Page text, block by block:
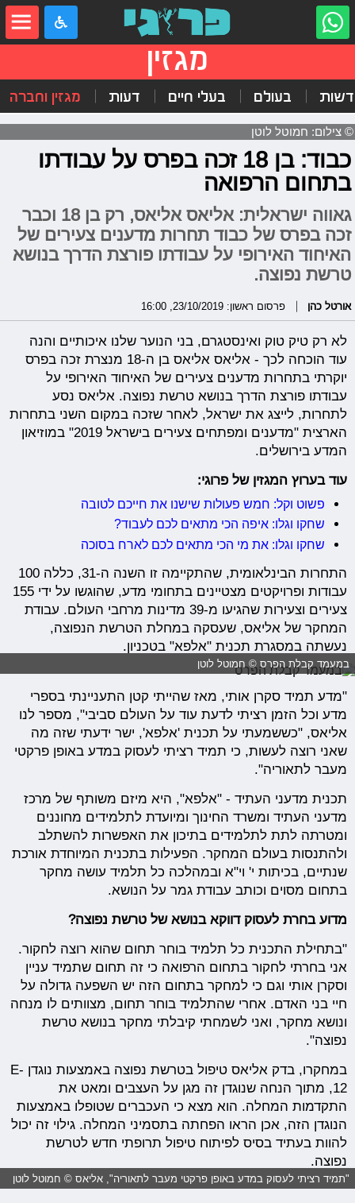
מגזין
בעולם בעלי חיים דעות מגזין וחברה
© צילום: חמוטל לוטן
כבוד: בן 18 זכה בפרס על עבודתו
בתחום הרפואה
גאווה ישראלית: אליאס אליאס, רק בן 18 וכבר
זכה בפרס של כבוד תחרות מדענים צעירים של
האיחוד האירופי על עבודתו פורצת הדרך בנושא
טרשת נפוצה.
אורטל כהן פרסום ראשון: 23/10/2019, 16:00
לא רק טיק טוק ואינסטגרם, בני הנוער שלנו איכותיים והנה
עוד הוכחה לכך - אליאס אליאס בן ה-18 מנצרת זכה בפרס
יוקרתי בתחרות מדענים צעירים של האיחוד האירופי על
עבודתו פורצת הדרך בנושא טרשת נפוצה. אליאס נסע
לתחרות, לייצג את ישראל, לאחר שזכה במקום השני בתחרות
הארצית "מדענים ומפתחים צעירים בישראל 2019" במוזיאון
המדע בירושלים.
עוד בערוץ המגזין של פרוגי:
פשוט וקל: חמש פעולות שישנו את חייכם לטובה
שחקו וגלו: איפה הכי מתאים לכם לעבוד?
שחקו וגלו: את מי הכי מתאים לכם לארח בסוכה
התחרות הבינלאומית, שהתקיימה זו השנה ה-31, כללה 100
עבודות ופרויקטים מצטיינים בתחומי מדע, שהוגשו על ידי 155
צעירים וצעירות שהגיעו מ-39 מדינות מרחבי העולם. עבודת
המחקר של אליאס, שעסקה במחלת הטרשת הנפוצה,
נעשתה במסגרת תכנית "אלפא" בטכניון.
במעמד קבלת הפרס © חמוטל לוטן
"מדע תמיד סקרן אותי, מאז שהייתי קטן התעניינתי בספרי
מדע וכל הזמן רציתי לדעת עוד על העולם סביבי", מספר לנו
אליאס, "כששמעתי על תכנית 'אלפא', ישר ידעתי שזה מה
שאני רוצה לעשות, כי תמיד רציתי לעסוק במדע באופן פרקטי
מעבר לתאוריה".
תכנית מדעני העתיד - "אלפא", היא מיזם משותף של מרכז
מדעני העתיד ומשרד החינוך ומיועדת לתלמידים מחוננים
ומטרתה לתת לתלמידים בתיכון את האפשרות להשתלב
ולהתנסות בעולם המחקר. הפעילות בתכנית המיוחדת אורכת
שנתיים, בכיתות י' וי"א ובמהלכה כל תלמיד עושה מחקר
בתחום מסוים וכותב עבודת גמר על הנושא.
מדוע בחרת לעסוק דווקא בנושא של טרשת נפוצה?
"בתחילת התכנית כל תלמיד בוחר תחום שהוא רוצה לחקור.
אני בחרתי לחקור בתחום הרפואה כי זה תחום שתמיד עניין
וסקרן אותי וגם כי למחקר בתחום הזה יש השפעה גדולה על
חיי בני האדם. אחרי שהתלמיד בוחר תחום, מצוותים לו מנחה
ונושא מחקר, ואני לשמחתי קיבלתי מחקר בנושא טרשת
נפוצה".
במחקרו, בדק אליאס טיפול בטרשת נפוצה באמצעות נוגדן E-
12, מתוך הנחה שנוגדן זה מגן על העצבים ומאט את
התקדמות המחלה. הוא מצא כי העכברים שטופלו באמצעות
הנוגדן הזה, אכן הראו הפחתה בתסמיני המחלה. גילוי זה יכול
להוות בעתיד בסיס לפיתוח טיפול תרופתי חדש לטרשת
נפוצה.
"תמיד רציתי לעסוק במדע באופן פרקטי מעבר לתאוריה", אליאס © חמוטל לוטן